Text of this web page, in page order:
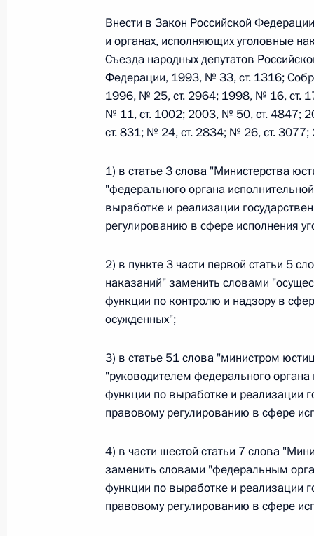
Федеральный закон от
О внесении изменений в статьи 85 и 102
кодекса Российской Федерации
26 июля 2026 года
Федеральный закон от
О внесении изменений в Трудовой кодекс
26 июля 2026 года
Федеральный закон от
О внесении изменений в Федеральный
Федеральный закон от
Внести в Закон Российской
и органах, исполняющих уголовные
Съезда народных депутатов
Федерации, 1993, № 33, ст. 1316;
1996, № 25, ст. 2964; 1998, № 16, ст.
№ 11, ст. 1002; 2003, № 50, ст. 4847;
ст. 831; № 24, ст. 2834; № 26, ст.
1) в статье 3 слова "Министерства
"федерального органа
выработке и реализации
регулированию в сфере исполнения
2) в пункте 3 части первой статьи 5
наказаний" заменить словами
функции по контролю и надзору в
осужденных";
3) в статье 51 слова "министром
"руководителем федерального
функции по выработке и реализации
правовому регулированию в сфере
4) в части шестой статьи 7 слова
заменить словами "федеральным
функции по выработке и реализации
правовому регулированию в сфере